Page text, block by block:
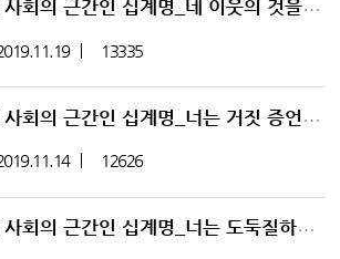
서구 근대 사회의 근간인 십계명_네 이웃의 것을 탐내지 말라의 의미_성경과 정치 29
13335
서구 근대 사회의 근간인 십계명_너는 거짓 증언하지 말라의 의미_성경과 정치 28
12626
서구 근대 사회의 근간인 십계명_너는 도둑질하지 말라의 의미_성경과 정치 27